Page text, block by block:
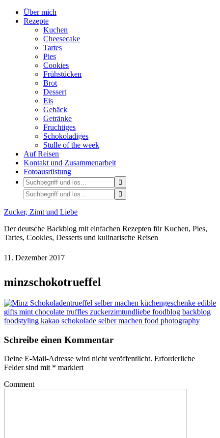
Über mich
Rezepte
Kuchen
Cheesecake
Tartes
Pies
Cookies
Frühstücken
Brot
Dessert
Eis
Gebäck
Getränke
Fruchtiges
Schokoladiges
Stulle of the week
Auf Reisen
Kontakt und Zusammenarbeit
Fotoausrüstung
Zucker, Zimt und Liebe
Der deutsche Backblog mit einfachen Rezepten für Kuchen, Pies,
Tartes, Cookies, Desserts und kulinarische Reisen
11. Dezember 2017
minzschokotrueffel
Schreibe einen Kommentar
Deine E-Mail-Adresse wird nicht veröffentlicht. Erforderliche
Felder sind mit * markiert
Comment